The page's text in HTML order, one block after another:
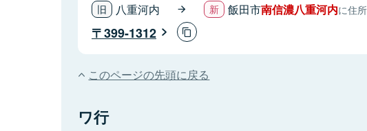
八重河内 飯田市南信濃八重河内に住
399-1312
このページの先頭に戻る
ワ行